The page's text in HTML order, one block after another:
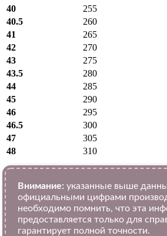
40
255
40.5
260
41
265
42
270
43
275
43.5
280
44
285
45
290
46
295
46.5
300
47
305
48
310
Внимание: указанные выше
официальными цифрами
необходимо помнить, что эта
предоставляется только для
гарантирует полной точности.